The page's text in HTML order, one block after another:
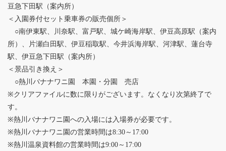
豆急下田駅（案内所）
＜入園券付セット乗車券の販売個所＞
○南伊東駅、川奈駅、富戸駅、城ケ崎海岸駅、伊豆高原駅（案内
所）、片瀬白田駅、伊豆稲取駅、今井浜海岸駅、河津駅、蓮台寺
駅、伊豆急下田駅（案内所）
＜景品引き換え＞
○熱川バナナワニ園 本園・分園 売店
※クリアファイルに数に限りがございます。なくなり次第終了で
す。
※熱川バナナワニ園への入場には入場券が必要です。
※熱川バナナワニ園の営業時間は8:30～17:00
※熱川温泉資料館の営業時間は9:00～17:00